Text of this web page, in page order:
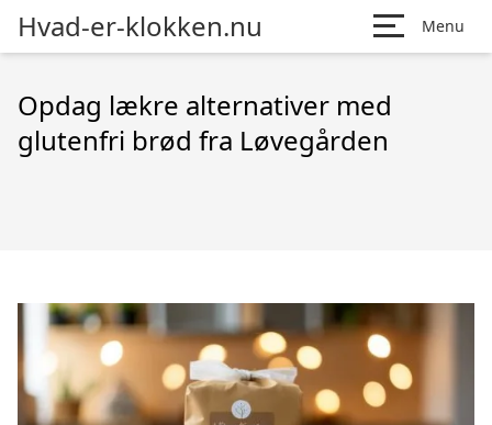
Hvad-er-klokken.nu Menu
Opdag lækre alternativer med
glutenfri brød fra Løvegården